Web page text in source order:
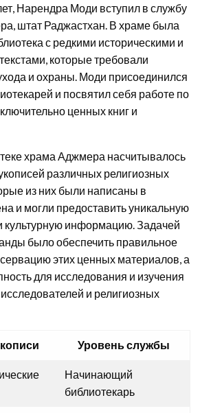
Нарендра Моди вступил в службу
штат Раджастхан. В храме была
с редкими историческими и
которые требовали
и охраны. Моди присоединился
и посвятил себя работе по
ценных книг и
храма Аджмера насчитывалось
различных религиозных
из них были написаны в
и могли предоставить уникальную
культурную информацию. Задачей
было обеспечить правильное
этих ценных материалов, а
для исследования и изучения
и религиозных
Уровень службы
Начинающий
библиотекарь